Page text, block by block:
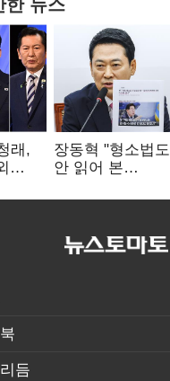
래,
규탄"
장동혁 "형소법도
안 읽어 본
속도로 무너질
듬